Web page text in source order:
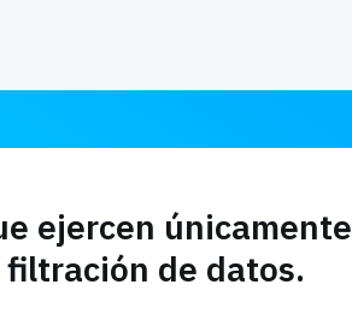
ejercen únicamente
de datos.